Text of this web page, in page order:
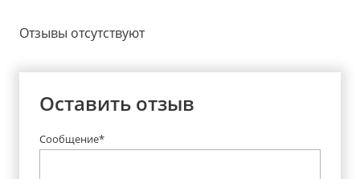
Отзывы отсутствуют
Оставить отзыв
Сообщение*